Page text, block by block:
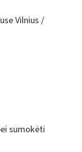
Vilnius /
sumokėti